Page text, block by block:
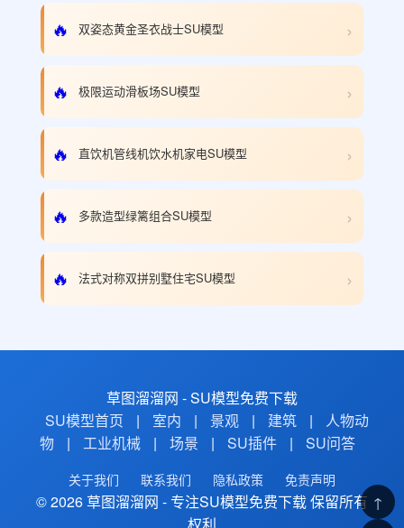
🔥 双姿态黄金圣衣战士SU模型 ›
🔥 极限运动滑板场SU模型 ›
🔥 直饮机管线机饮水机家电SU模型 ›
🔥 多款造型绿篱组合SU模型 ›
🔥 法式对称双拼别墅住宅SU模型 ›
草图溜溜网 - SU模型免费下载
SU模型首页
| 室内 | 景观 | 建筑 |
人物动
物
| 工业机械 | 场景 | SU插件 | SU问答
关于我们 联系我们 隐私政策 免责声明
© 2026 草图溜溜网 - 专注SU模型免费下载 保留所有
权利
↑